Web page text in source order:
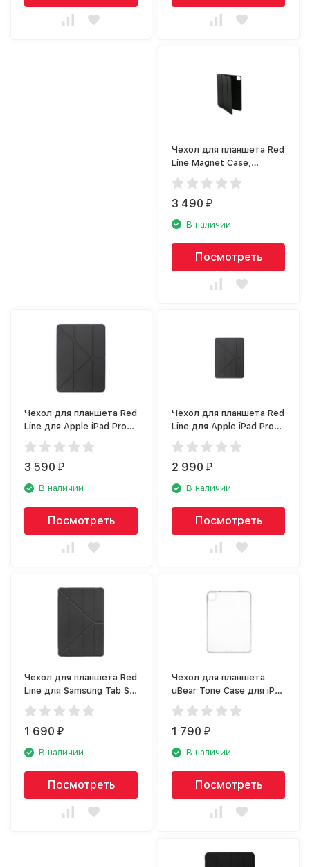
Чехол для планшета Red
Line Magnet Case,
черный УТ000018693
3 490₽
В наличии
Посмотреть
Чехол для планшета Red
Line для Apple iPad Pro
12.9 (2020), чёрный
3 590₽
В наличии
Посмотреть
Чехол для планшета Red
Line для Apple iPad Pro
11 Soft Touch (2020),
черный
2 990₽
В наличии
Посмотреть
Чехол для планшета Red
Line для Samsung Tab S6
Lite, тёмно-серый
1 690₽
В наличии
Посмотреть
Чехол для планшета
uBear Tone Case для iPad
Pro 11, прозрачный
(CS73TR11TN-IPP)
1 790₽
В наличии
Посмотреть